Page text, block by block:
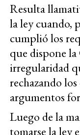
Resulta
la ley cuando,
cumplió los
que dispone
irregularidad
rechazando
argumentos
Luego de la
tomarse la ley